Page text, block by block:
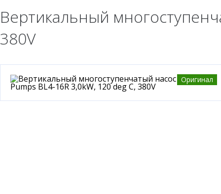
Вертикальный
380V
Оригинал